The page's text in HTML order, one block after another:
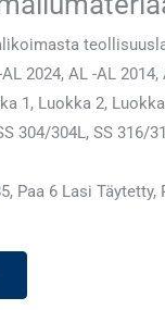
2024, AL -AL 2014,
1, Luokka 2,
304/304L, SS 316/
Paa 6 Lasi Täytetty,